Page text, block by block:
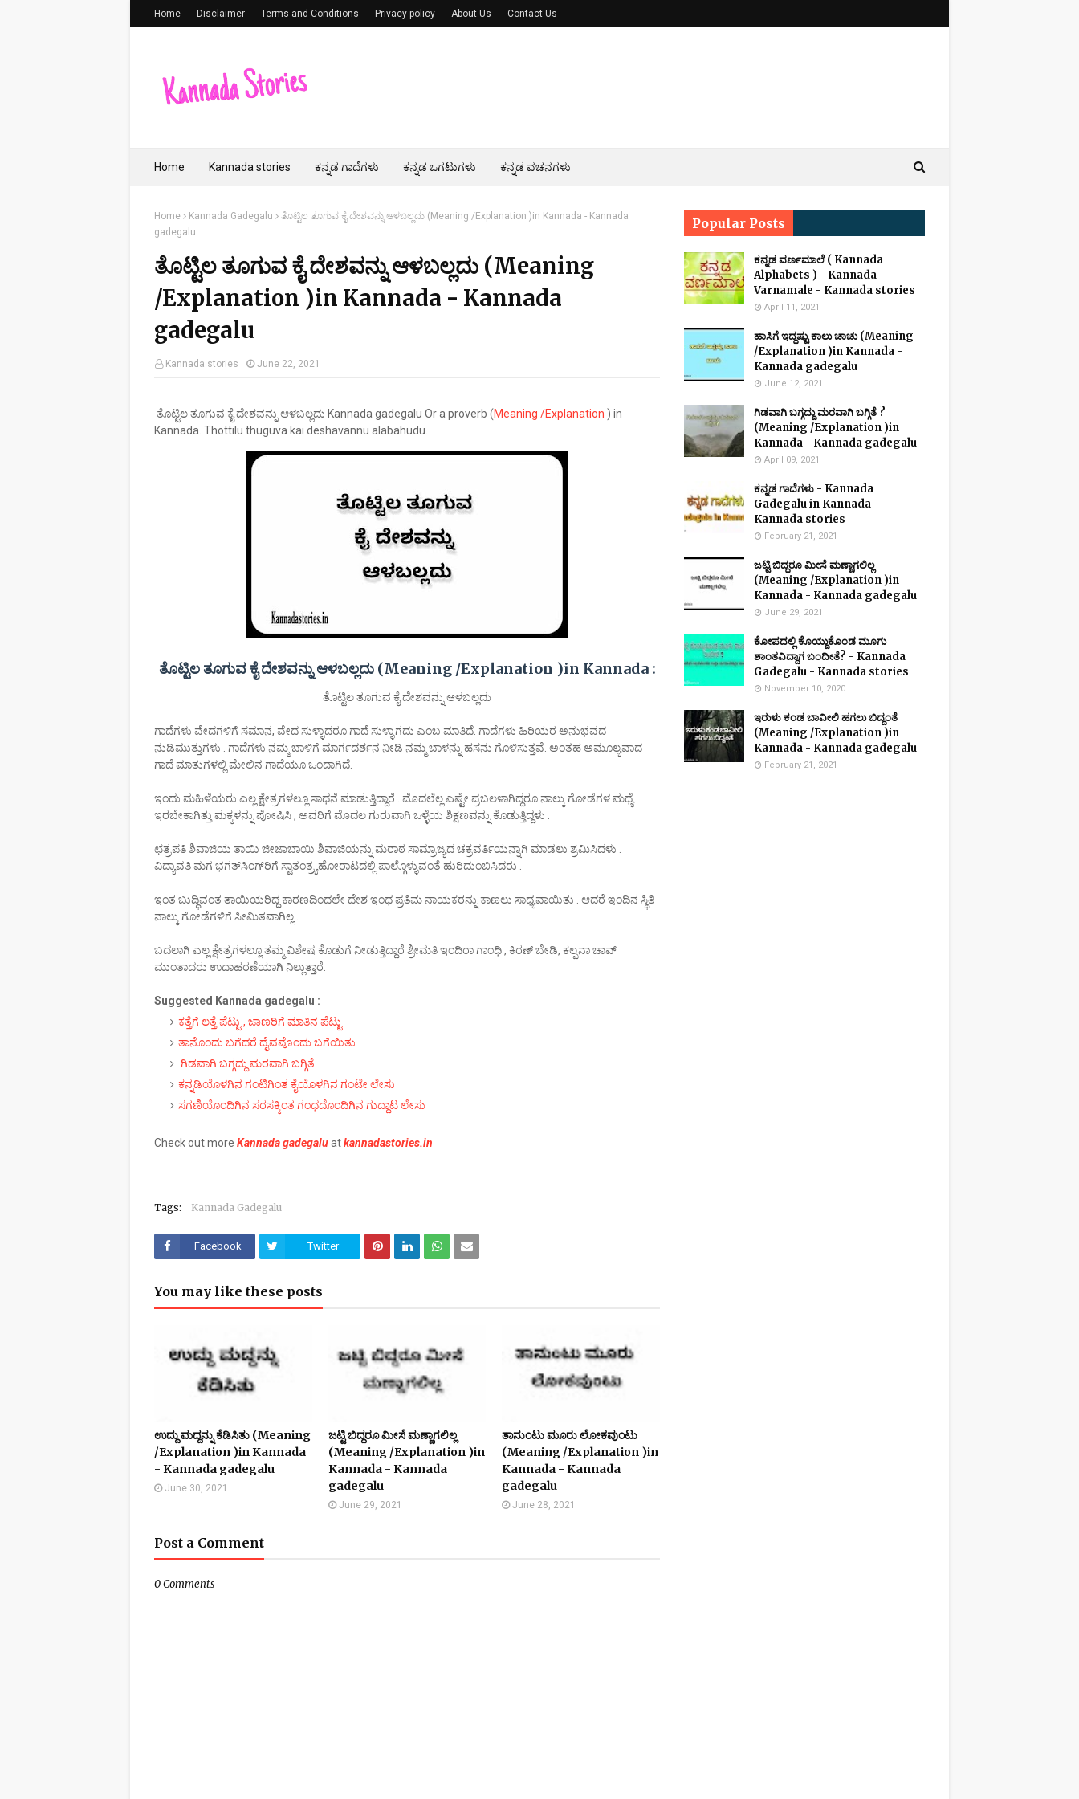
Home Disclaimer Terms and Conditions Privacy policy About Us Contact Us
Home Kannada stories ಕನ್ನಡ ಗಾದೆಗಳು ಕನ್ನಡ ಒಗಟುಗಳು ಕನ್ನಡ ವಚನಗಳು
Home Kannada Gadegalu
ತೊಟ್ಟಿಲ ತೂಗುವ ಕೈ ದೇಶವನ್ನು ಆಳಬಲ್ಲದು (Meaning /Explanation )in Kannada - Kannada
gadegalu
ತೊಟ್ಟಿಲ ತೂಗುವ ಕೈ ದೇಶವನ್ನು ಆಳಬಲ್ಲದು (Meaning
/Explanation )in Kannada - Kannada
gadegalu
Kannada stories June 22, 2021
ತೊಟ್ಟಿಲ ತೂಗುವ ಕೈ ದೇಶವನ್ನು ಆಳಬಲ್ಲದು Kannada gadegalu Or a proverb (Meaning /Explanation ) in
Kannada. Thottilu thuguva kai deshavannu alabahudu.
ತೊಟ್ಟಿಲ ತೂಗುವ ಕೈ ದೇಶವನ್ನು ಆಳಬಲ್ಲದು (Meaning /Explanation )in Kannada :
ತೊಟ್ಟಿಲ ತೂಗುವ ಕೈ ದೇಶವನ್ನು ಆಳಬಲ್ಲದು
ಗಾದೆಗಳು ವೇದಗಳಿಗೆ ಸಮಾನ, ವೇದ ಸುಳ್ಳಾದರೂ ಗಾದೆ ಸುಳ್ಳಾಗದು ಎಂಬ ಮಾತಿದೆ. ಗಾದೆಗಳು ಹಿರಿಯರ ಅನುಭವದ
ನುಡಿಮುತ್ತುಗಳು . ಗಾದೆಗಳು ನಮ್ಮ ಬಾಳಿಗೆ ಮಾರ್ಗದರ್ಶನ ನೀಡಿ ನಮ್ಮ ಬಾಳನ್ನು ಹಸನು ಗೊಳಿಸುತ್ತವೆ. ಅಂತಹ ಅಮೂಲ್ಯವಾದ
ಗಾದೆ ಮಾತುಗಳಲ್ಲಿ ಮೇಲಿನ ಗಾದೆಯೂ ಒಂದಾಗಿದೆ.
ಇಂದು ಮಹಿಳೆಯರು ಎಲ್ಲ ಕ್ಷೇತ್ರಗಳಲ್ಲೂ ಸಾಧನೆ ಮಾಡುತ್ತಿದ್ದಾರೆ . ಮೊದಲೆಲ್ಲ ಎಷ್ಟೇ ಪ್ರಬಲಳಾಗಿದ್ದರೂ ನಾಲ್ಕು ಗೋಡೆಗಳ ಮಧ್ಯೆ
ಇರಬೇಕಾಗಿತ್ತು ಮಕ್ಕಳನ್ನು ಪೋಷಿಸಿ , ಅವರಿಗೆ ಮೊದಲ ಗುರುವಾಗಿ ಒಳ್ಳೆಯ ಶಿಕ್ಷಣವನ್ನು ಕೊಡುತ್ತಿದ್ದಳು .
ಛತ್ರಪತಿ ಶಿವಾಜಿಯ ತಾಯಿ ಜೀಜಾಬಾಯಿ ಶಿವಾಜಿಯನ್ನು ಮರಾಠ ಸಾಮ್ರಾಜ್ಯದ ಚಕ್ರವರ್ತಿಯನ್ನಾಗಿ ಮಾಡಲು ಶ್ರಮಿಸಿದಳು .
ವಿದ್ಯಾವತಿ ಮಗ ಭಗತ್‌ಸಿಂಗ್‌ರಿಗೆ ಸ್ವಾತಂತ್ರ್ಯಹೋರಾಟದಲ್ಲಿ ಪಾಲ್ಗೊಳ್ಳುವಂತೆ ಹುರಿದುಂಬಿಸಿದರು .
ಇಂತ ಬುದ್ಧಿವಂತ ತಾಯಿಯರಿದ್ದ ಕಾರಣದಿಂದಲೇ ದೇಶ ಇಂಥ ಪ್ರತಿಮ ನಾಯಕರನ್ನು ಕಾಣಲು ಸಾಧ್ಯವಾಯಿತು . ಆದರೆ ಇಂದಿನ ಸ್ಥಿತಿ
ನಾಲ್ಕು ಗೋಡೆಗಳಿಗೆ ಸೀಮಿತವಾಗಿಲ್ಲ .
ಬದಲಾಗಿ ಎಲ್ಲ ಕ್ಷೇತ್ರಗಳಲ್ಲೂ ತಮ್ಮ ವಿಶೇಷ ಕೊಡುಗೆ ನೀಡುತ್ತಿದ್ದಾರೆ ಶ್ರೀಮತಿ ಇಂದಿರಾ ಗಾಂಧಿ , ಕಿರಣ್ ಬೇಡಿ, ಕಲ್ಪನಾ ಚಾವ್
ಮುಂತಾದರು ಉದಾಹರಣೆಯಾಗಿ ನಿಲ್ಲುತ್ತಾರೆ.
Suggested Kannada gadegalu :
ಕತ್ತೆಗೆ ಲತ್ತೆ ಪೆಟ್ಟು , ಜಾಣರಿಗೆ ಮಾತಿನ ಪೆಟ್ಟು
ತಾನೊಂದು ಬಗೆದರೆ ದೈವವೊಂದು ಬಗೆಯಿತು
ಗಿಡವಾಗಿ ಬಗ್ಗದ್ದು ಮರವಾಗಿ ಬಗ್ಗಿತೆ
ಕನ್ನಡಿಯೊಳಗಿನ ಗಂಟಿಗಿಂತ ಕೈಯೊಳಗಿನ ಗಂಟೇ ಲೇಸು
ಸಗಣಿಯೊಂದಿಗಿನ ಸರಸಕ್ಕಿಂತ ಗಂಧದೊಂದಿಗಿನ ಗುದ್ದಾಟ ಲೇಸು
Check out more Kannada gadegaluatkannadastories.in
Tags: Kannada Gadegalu
Facebook Twitter
You may like these posts
ಉದ್ದು ಮದ್ದನ್ನು ಕೆಡಿಸಿತು (Meaning
/Explanation )in Kannada
- Kannada gadegalu
June 30, 2021
ಜಟ್ಟಿ ಬಿದ್ದರೂ ಮೀಸೆ ಮಣ್ಣಾಗಲಿಲ್ಲ
(Meaning /Explanation )in
Kannada - Kannada
gadegalu
June 29, 2021
ತಾನುಂಟು ಮೂರು ಲೋಕವುಂಟು
(Meaning /Explanation )in
Kannada - Kannada
gadegalu
June 28, 2021
Post a Comment
0 Comments
Popular Posts
ಕನ್ನಡ ವರ್ಣಮಾಲೆ ( Kannada
Alphabets ) - Kannada
Varnamale - Kannada stories
April 11, 2021
ಹಾಸಿಗೆ ಇದ್ದಷ್ಟು ಕಾಲು ಚಾಚು (Meaning
/Explanation )in Kannada -
Kannada gadegalu
June 12, 2021
ಗಿಡವಾಗಿ ಬಗ್ಗದ್ದು ಮರವಾಗಿ ಬಗ್ಗಿತೆ ?
(Meaning /Explanation )in
Kannada - Kannada gadegalu
April 09, 2021
ಕನ್ನಡ ಗಾದೆಗಳು - Kannada
Gadegalu in Kannada -
Kannada stories
February 21, 2021
ಜಟ್ಟಿ ಬಿದ್ದರೂ ಮೀಸೆ ಮಣ್ಣಾಗಲಿಲ್ಲ
(Meaning /Explanation )in
Kannada - Kannada gadegalu
June 29, 2021
ಕೋಪದಲ್ಲಿ ಕೊಯ್ದುಕೊಂಡ ಮೂಗು
ಶಾಂತವಿದ್ದಾಗ ಬಂದೀತೆ? - Kannada
Gadegalu - Kannada stories
November 10, 2020
ಇರುಳು ಕಂಡ ಬಾವೀಲಿ ಹಗಲು ಬಿದ್ದಂತೆ
(Meaning /Explanation )in
Kannada - Kannada gadegalu
February 21, 2021